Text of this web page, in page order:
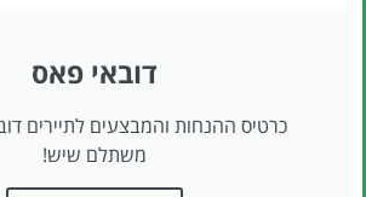
דובאי פאס
כרטיס ההנחות והמבצעים לתיירים
משתלם שיש!